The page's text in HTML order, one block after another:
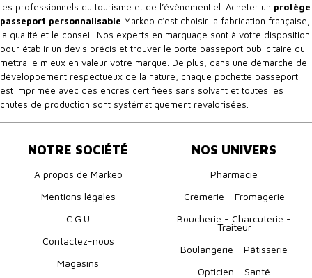
les professionnels du tourisme et de l’évènementiel. Acheter un protège
passeport personnalisable Markeo c’est choisir la fabrication française,
la qualité et le conseil. Nos experts en marquage sont à votre disposition
pour établir un devis précis et trouver le porte passeport publicitaire qui
mettra le mieux en valeur votre marque. De plus, dans une démarche de
développement respectueux de la nature, chaque pochette passeport
est imprimée avec des encres certifiées sans solvant et toutes les
chutes de production sont systématiquement revalorisées.
NOTRE SOCIÉTÉ
A propos de Markeo
Mentions légales
C.G.U
Contactez-nous
Magasins
NOS UNIVERS
Pharmacie
Crèmerie - Fromagerie
Boucherie - Charcuterie -
Traiteur
Boulangerie - Pâtisserie
Opticien - Santé